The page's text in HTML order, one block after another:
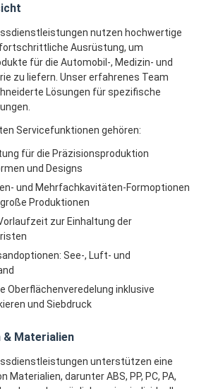
nutzen hochwertige
Ausrüstung, um
für die Automobil-, Medizin- und
zu liefern. Unser erfahrenes Team
Lösungen für spezifische
Servicefunktionen gehören:
für die Präzisionsproduktion
und Designs
und Mehrfachkavitäten-Formoptionen
Produktionen
zur Einhaltung der
See-, Luft- und
Oberflächenveredelung inklusive
und Siebdruck
& Materialien
unterstützen eine
Materialien, darunter ABS, PP, PC, PA,